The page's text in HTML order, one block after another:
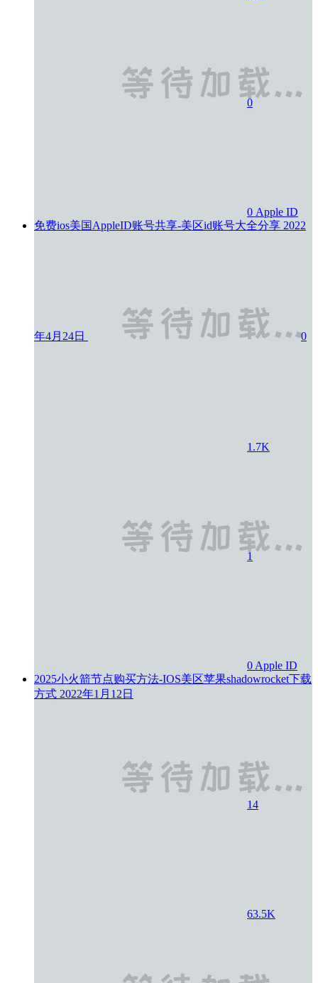
0
0 Apple ID
免费ios美国AppleID账号共享-美区id账号大全分享 2022
年4月24日 0
1.7K
1
0 Apple ID
2025小火箭节点购买方法-IOS美区苹果shadowrocket下载
方式 2022年1月12日
14
63.5K